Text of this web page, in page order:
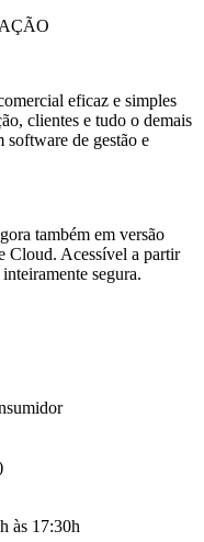
eficaz e simples
clientes e tudo o demais
software de gestão e
também em versão
Cloud. Acessível a partir
segura.
às 17:30h